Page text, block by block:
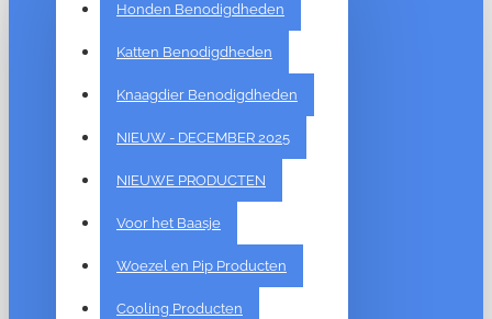
Honden Benodigdheden
Katten Benodigdheden
Knaagdier Benodigdheden
NIEUW - DECEMBER 2025
NIEUWE PRODUCTEN
Voor het Baasje
Woezel en Pip Producten
Cooling Producten